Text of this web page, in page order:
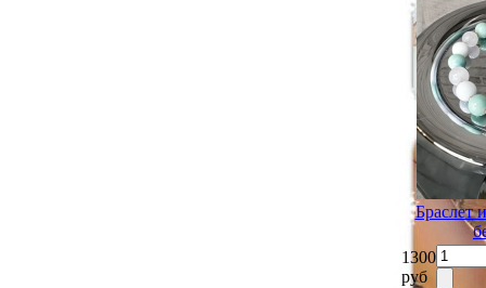
Браслет
1300
руб